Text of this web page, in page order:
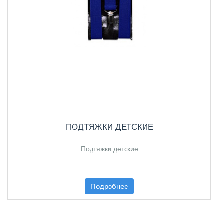
ПОДТЯЖКИ ДЕТСКИЕ
Подтяжки детские
Подробнее